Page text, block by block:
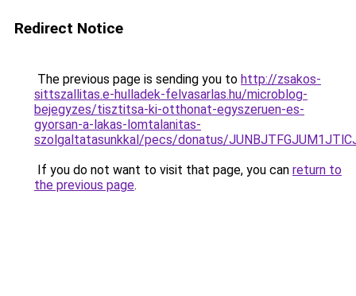
Redirect Notice
The previous page is sending you to http://zsakos-
sittszallitas.e-hulladek-felvasarlas.hu/microblog-
bejegyzes/tisztitsa-ki-otthonat-egyszeruen-es-
gyorsan-a-lakas-lomtalanitas-
szolgaltatasunkkal/pecs/donatus/
If you do not want to visit that page, you can return to
the previous page.